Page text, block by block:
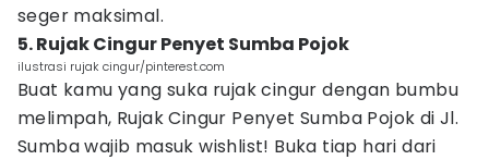
seger maksimal.
5. Rujak Cingur Penyet Sumba Pojok
ilustrasi rujak cingur/pinterest.com
Buat kamu yang suka rujak cingur dengan bumbu
melimpah, Rujak Cingur Penyet Sumba Pojok di Jl.
Sumba wajib masuk wishlist! Buka tiap hari dari